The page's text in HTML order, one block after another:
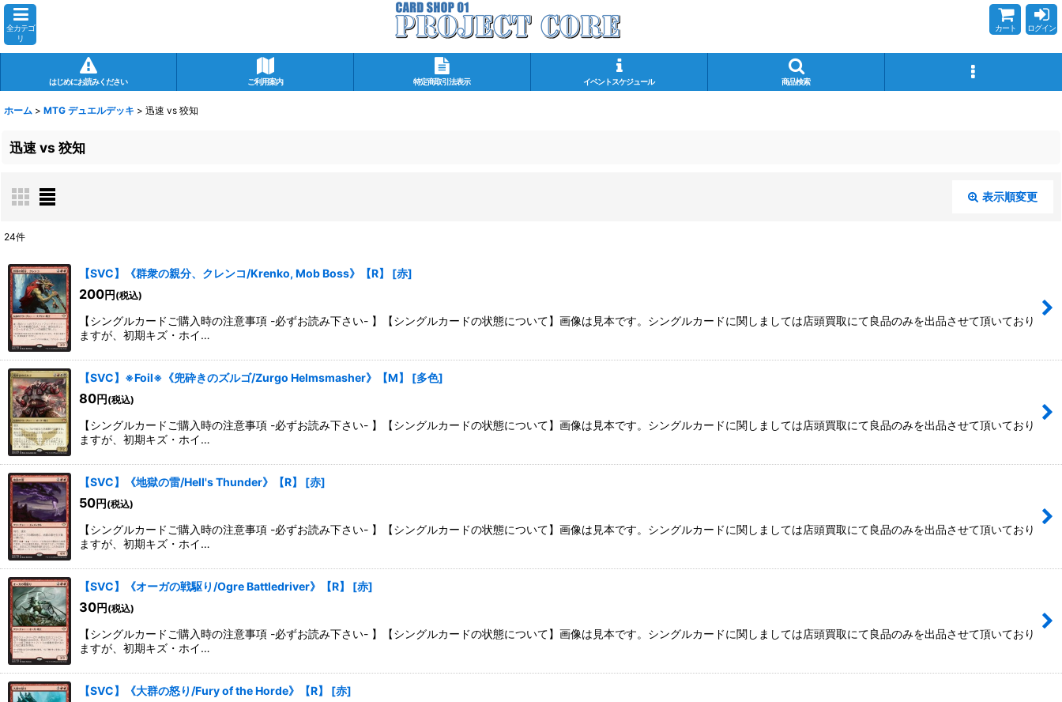
全カテゴ
リ
カート ログイン
はじめにお読みください ご利用案内 特定商取引法表示 イベントスケジュール 商品検索
ホーム > MTG デュエルデッキ > 迅速 vs 狡知
迅速 vs 狡知
表示順変更
在庫あり
並び順:
24件
【SVC】《群衆の親分、クレンコ/Krenko, Mob Boss》【R】 [赤]
200円(税込)
【シングルカードご購入時の注意事項 -必ずお読み下さい- 】【シングルカードの状態について】画像は見本です。シングルカードに関しましては店頭買取にて良品のみを出品させて頂いており
ますが、初期キズ・ホイ…
【SVC】※Foil※《兜砕きのズルゴ/Zurgo Helmsmasher》【M】 [多色]
80円(税込)
【シングルカードご購入時の注意事項 -必ずお読み下さい- 】【シングルカードの状態について】画像は見本です。シングルカードに関しましては店頭買取にて良品のみを出品させて頂いており
ますが、初期キズ・ホイ…
【SVC】《地獄の雷/Hell's Thunder》【R】 [赤]
50円(税込)
【シングルカードご購入時の注意事項 -必ずお読み下さい- 】【シングルカードの状態について】画像は見本です。シングルカードに関しましては店頭買取にて良品のみを出品させて頂いており
ますが、初期キズ・ホイ…
【SVC】《オーガの戦駆り/Ogre Battledriver》【R】 [赤]
30円(税込)
【シングルカードご購入時の注意事項 -必ずお読み下さい- 】【シングルカードの状態について】画像は見本です。シングルカードに関しましては店頭買取にて良品のみを出品させて頂いており
ますが、初期キズ・ホイ…
【SVC】《大群の怒り/Fury of the Horde》【R】 [赤]